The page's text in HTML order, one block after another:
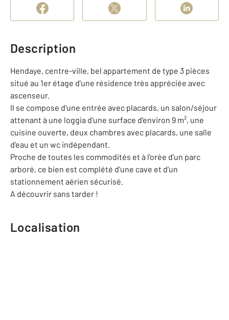
Description
Hendaye, centre-ville, bel appartement de type 3 pièces
situé au 1er étage d'une résidence très appréciée avec
ascenseur.
Il se compose d'une entrée avec placards, un salon/séjour
attenant à une loggia d'une surface d'environ 9 m², une
cuisine ouverte, deux chambres avec placards, une salle
d'eau et un wc indépendant.
Proche de toutes les commodités et à l'orée d'un parc
arboré, ce bien est complété d'une cave et d'un
stationnement aérien sécurisé.
A découvrir sans tarder !
Localisation